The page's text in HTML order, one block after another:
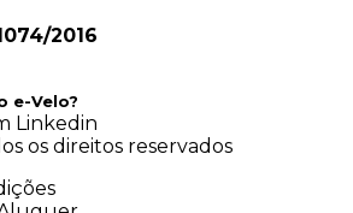
2016
e-Velo?
Linkedin
os direitos reservados